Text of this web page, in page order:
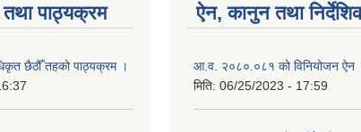
पाठ्यक्रम
छैठौँ तहको पाठ्यक्रम ।
ऐन, कानुन तथा
आ.व. २०८०.०८१ को विनियोजन ऐन
मिति: 06/25/2023 - 17:59